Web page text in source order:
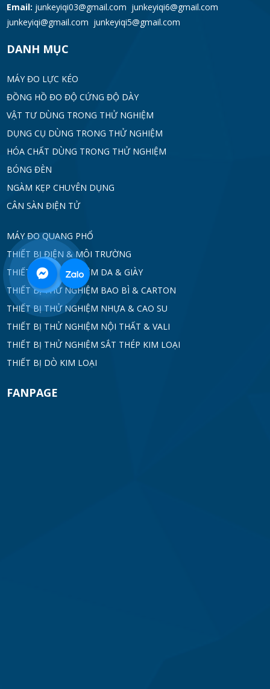
Email: junkeyiqi03@gmail.com junkeyiqi6@gmail.com
junkeyiqi@gmail.com junkeyiqi5@gmail.com
DANH MỤC
MÁY ĐO LỰC KÉO
ĐỒNG HỒ ĐO ĐỘ CỨNG ĐỘ DÀY
VẬT TƯ DÙNG TRONG THỬ NGHIỆM
DỤNG CỤ DÙNG TRONG THỬ NGHIỆM
HÓA CHẤT DÙNG TRONG THỬ NGHIỆM
BÓNG ĐÈN
NGÀM KẸP CHUYÊN DỤNG
CÂN SÀN ĐIỆN TỬ
MÁY ĐO QUANG PHỔ
THIẾT BỊ ĐIỆN & MÔI TRƯỜNG
THIẾT BỊ THỬ NGHIỆM DA & GIÀY
THIẾT BỊ THỬ NGHIỆM BAO BÌ & CARTON
THIẾT BỊ THỬ NGHIỆM NHỰA & CAO SU
THIẾT BỊ THỬ NGHIỆM NỘI THẤT & VALI
THIẾT BỊ THỬ NGHIỆM SẮT THÉP KIM LOẠI
THIẾT BỊ DÒ KIM LOẠI
FANPAGE
0968
332
712